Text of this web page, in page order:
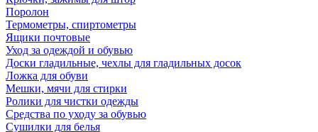
Поролон
Термометры, спиртометры
Ящики почтовые
Уход за одеждой и обувью
Доски гладильные, чехлы для гладильных досок
Ложка для обуви
Мешки, мячи для стирки
Ролики для чистки одежды
Средства по уходу за обувью
Сушилки для белья